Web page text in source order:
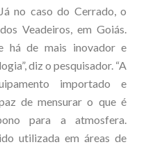
no caso do Cerrado, o
Veadeiros, em Goiás.
há de mais inovador e
diz o pesquisador. “A
importado e
de mensurar o que é
para a atmosfera.
utilizada em áreas de